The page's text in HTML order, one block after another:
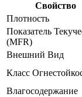
Свойство
Плотность
Показатель
(MFR)
Внешний Вид
Класс
Влагосодержание